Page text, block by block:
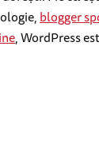
blogger
, WordPress